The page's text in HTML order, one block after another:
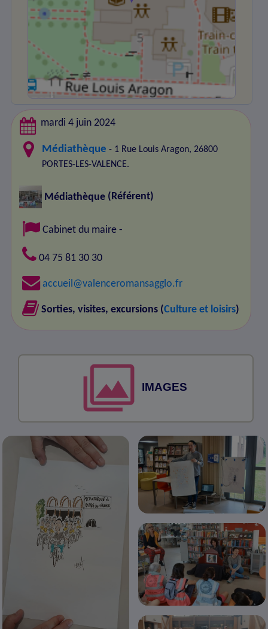
mardi 4 juin 2024
Médiathèque- 1 Rue Louis Aragon, 26800
PORTES-LES-VALENCE.
Médiathèque (Référent)
Cabinet du maire -
04 75 81 30 30
accueil@valenceromansagglo.fr
Sorties, visites, excursions (Culture et loisirs)
IMAGES